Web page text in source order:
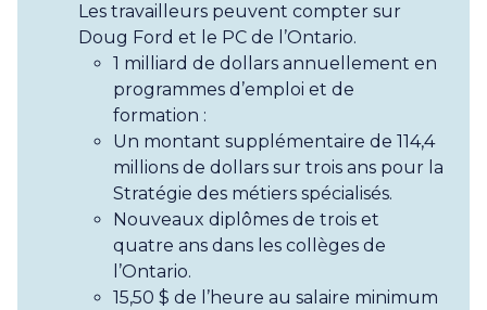
Les travailleurs peuvent compter sur
Doug Ford et le PC de l’Ontario.
1 milliard de dollars annuellement en
programmes d’emploi et de
formation :
Un montant supplémentaire de 114,4
millions de dollars sur trois ans pour la
Stratégie des métiers spécialisés.
Nouveaux diplômes de trois et
quatre ans dans les collèges de
l’Ontario.
15,50 $ de l’heure au salaire minimum